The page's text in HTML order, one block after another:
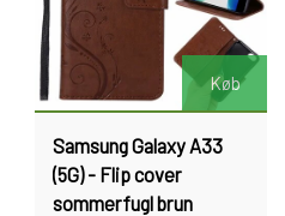
Køb
Samsung Galaxy A33
(5G) - Flip cover
sommerfugl brun